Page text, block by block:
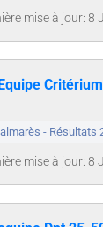
mise à jour: 8
- Résultats
mise à jour: 8